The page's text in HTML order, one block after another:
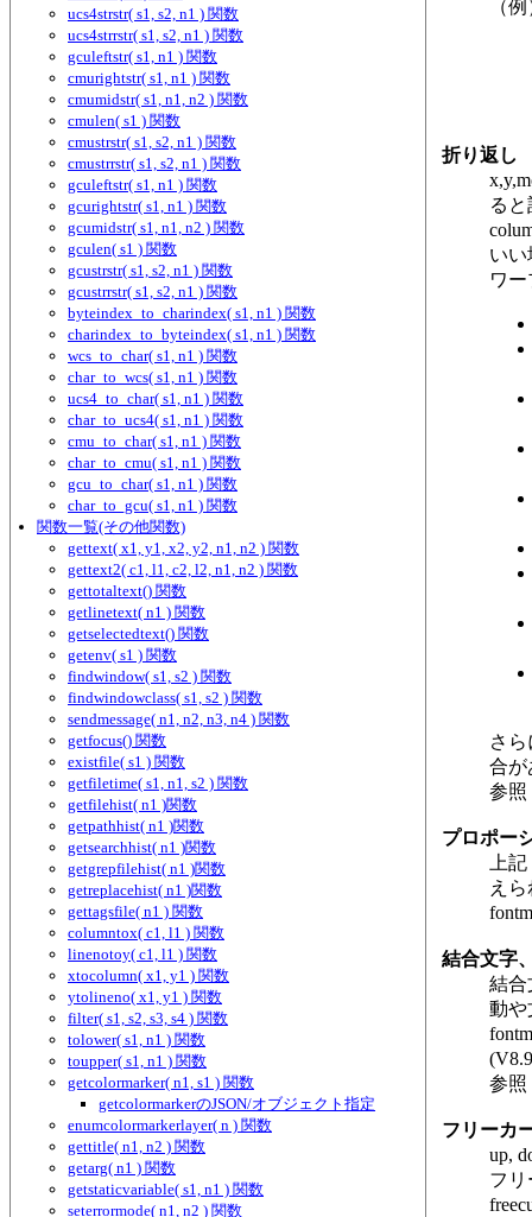
ucs4strstr( s1, s2, n1 ) 関数
ucs4strrstr( s1, s2, n1 ) 関数
gculeftstr( s1, n1 ) 関数
cmurightstr( s1, n1 ) 関数
cmumidstr( s1, n1, n2 ) 関数
cmulen( s1 ) 関数
cmustrstr( s1, s2, n1 ) 関数
cmustrrstr( s1, s2, n1 ) 関数
gculeftstr( s1, n1 ) 関数
gcurightstr( s1, n1 ) 関数
gcumidstr( s1, n1, n2 ) 関数
gculen( s1 ) 関数
gcustrstr( s1, s2, n1 ) 関数
gcustrrstr( s1, s2, n1 ) 関数
byteindex_to_charindex( s1, n1 ) 関数
charindex_to_byteindex( s1, n1 ) 関数
wcs_to_char( s1, n1 ) 関数
char_to_wcs( s1, n1 ) 関数
ucs4_to_char( s1, n1 ) 関数
char_to_ucs4( s1, n1 ) 関数
cmu_to_char( s1, n1 ) 関数
char_to_cmu( s1, n1 ) 関数
gcu_to_char( s1, n1 ) 関数
char_to_gcu( s1, n1 ) 関数
関数一覧(その他関数)
gettext( x1, y1, x2, y2, n1, n2 ) 関数
gettext2( c1, l1, c2, l2, n1, n2 ) 関数
gettotaltext() 関数
getlinetext( n1 ) 関数
getselectedtext() 関数
getenv( s1 ) 関数
findwindow( s1, s2 ) 関数
findwindowclass( s1, s2 ) 関数
sendmessage( n1, n2, n3, n4 ) 関数
getfocus() 関数
existfile( s1 ) 関数
getfiletime( s1, n1, s2 ) 関数
getfilehist( n1 )関数
getpathhist( n1 )関数
getsearchhist( n1 )関数
getgrepfilehist( n1 )関数
getreplacehist( n1 )関数
gettagsfile( n1 ) 関数
columntox( c1, l1 ) 関数
linenotoy( c1, l1 ) 関数
xtocolumn( x1, y1 ) 関数
ytolineno( x1, y1 ) 関数
filter( s1, s2, s3, s4 ) 関数
tolower( s1, n1 ) 関数
toupper( s1, n1 ) 関数
getcolormarker( n1, s1 ) 関数
getcolormarkerのJSON/オブジェクト指定
enumcolormarkerlayer( n ) 関数
gettitle( n1, n2 ) 関数
getarg( n1 ) 関数
getstaticvariable( s1, n1 ) 関数
seterrormode( n1, n2 ) 関数
（
折り返し
る
い
ワ
さ
合が
参照
プロポー
上
え
結合文字
結合
動や
参照
フリーカ
up,
フ